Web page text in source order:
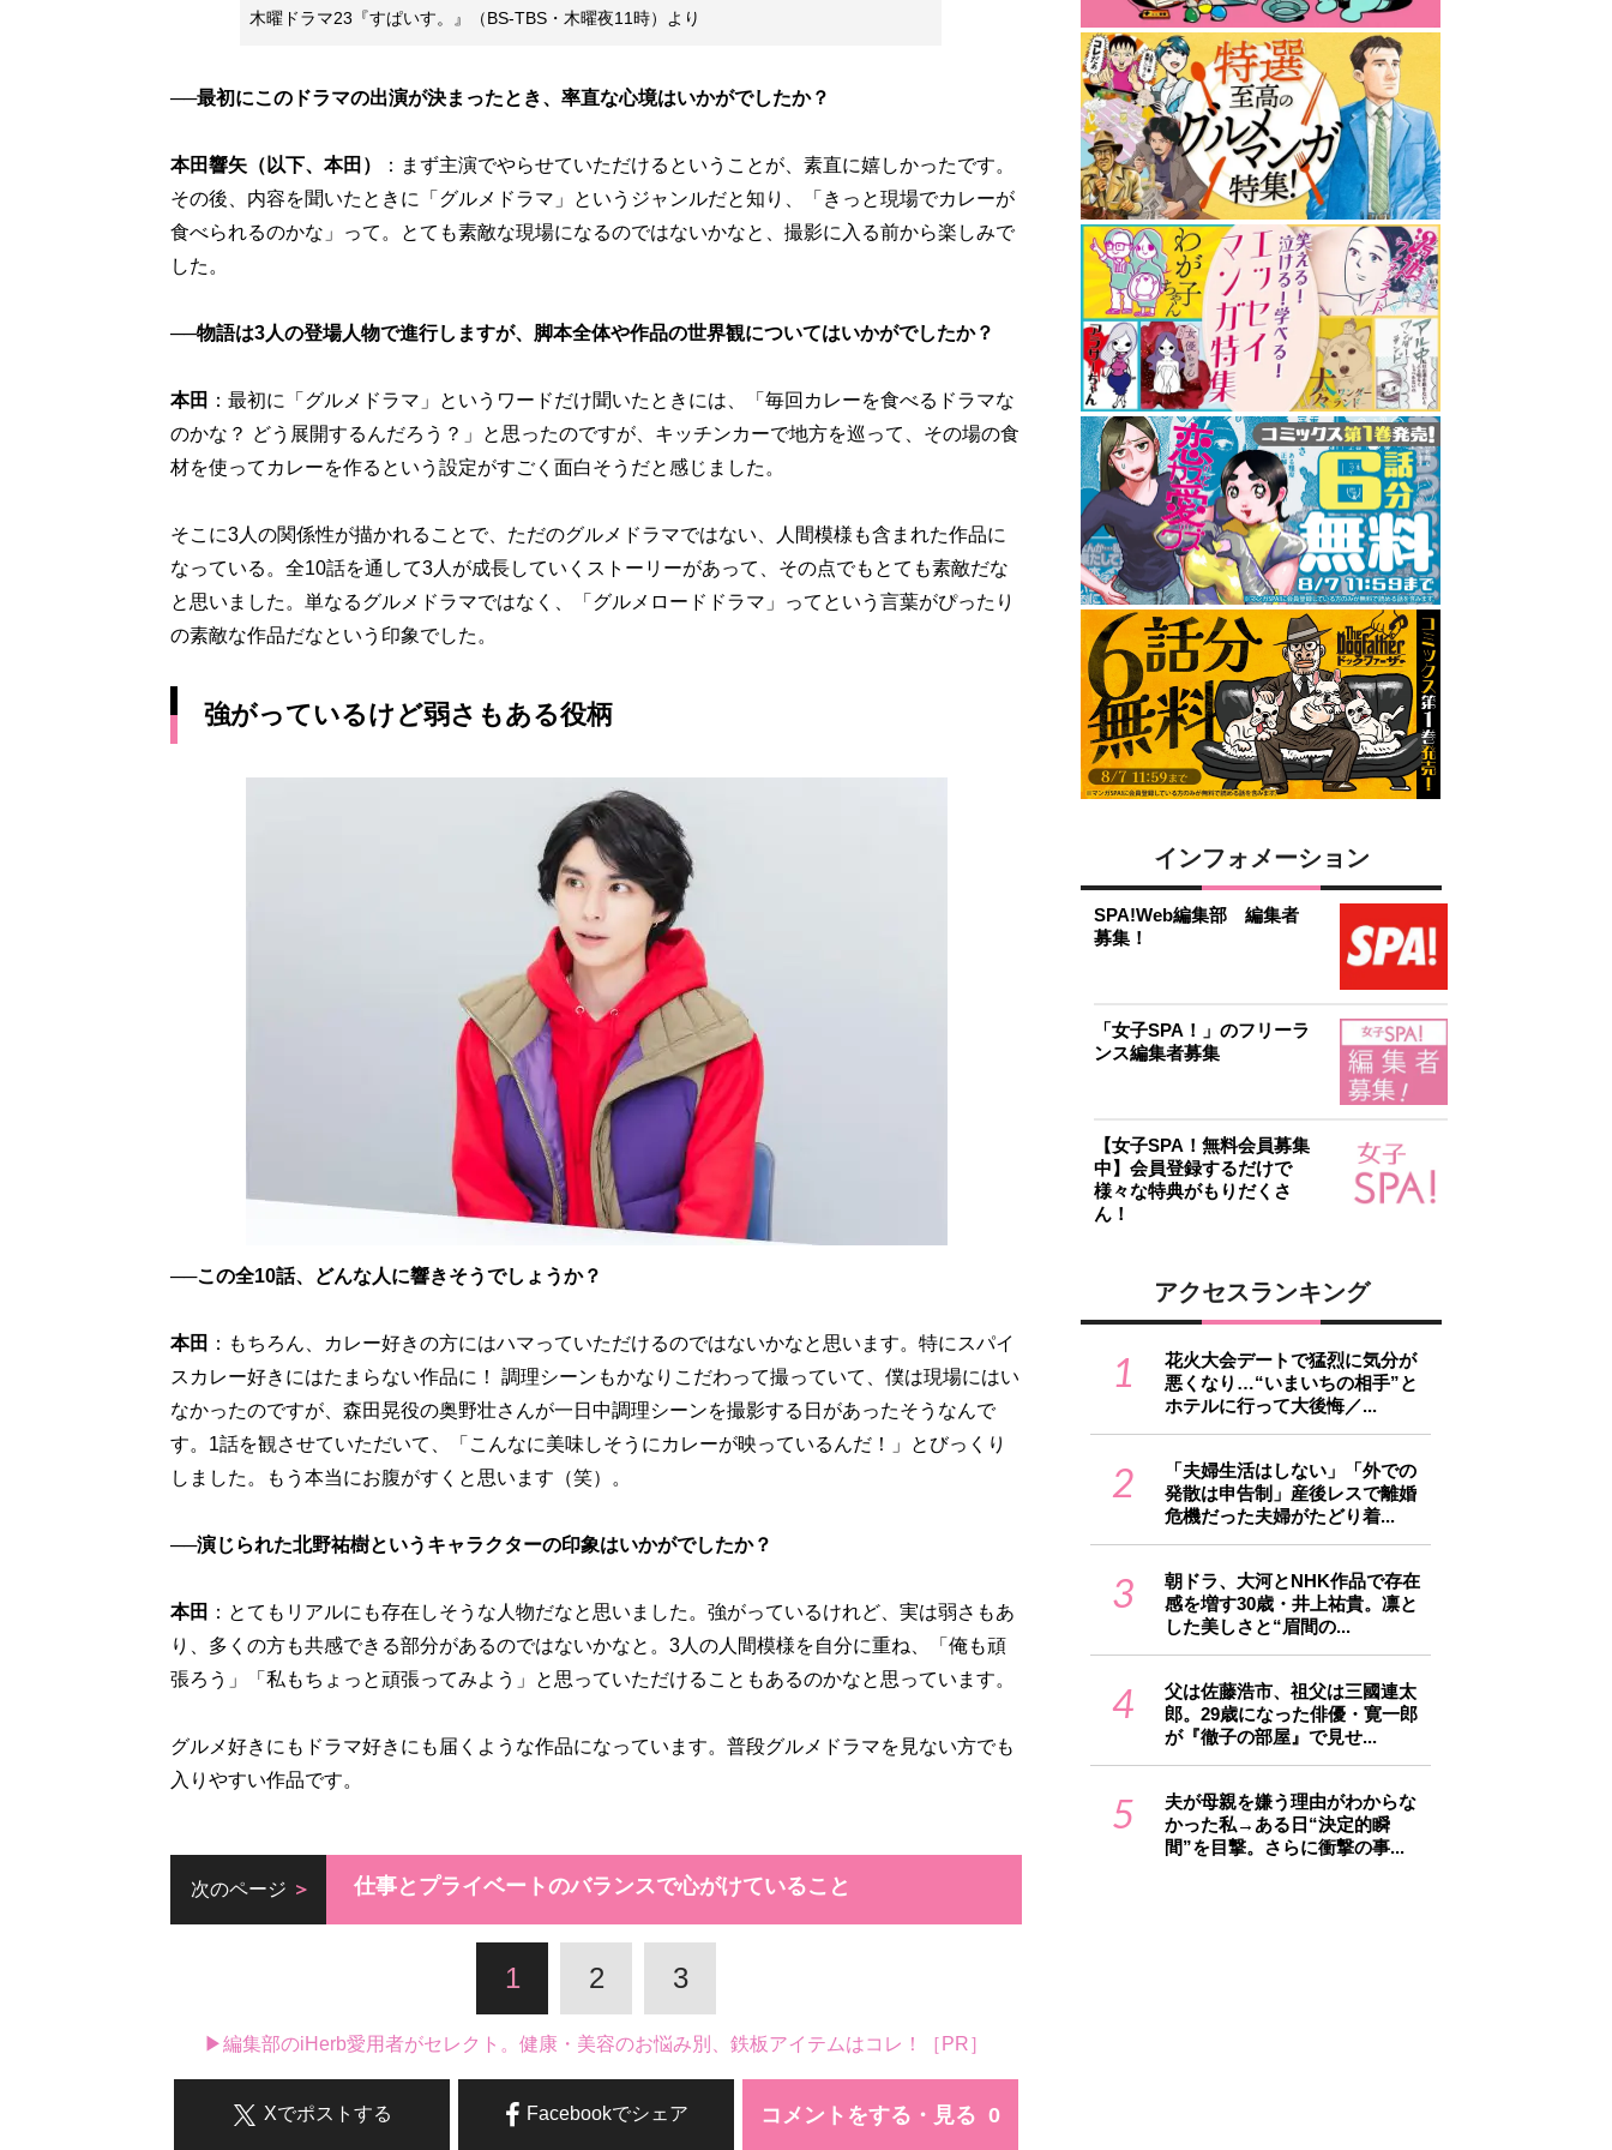
木曜ドラマ23『すぱいす。』（BS-TBS・木曜夜11時）より
──最初にこのドラマの出演が決まったとき、率直な心境はいかがでしたか？
本田響矢（以下、本田）
：まず主演でやらせていただけるということが、素直に嬉しかったです。
その後、内容を聞いたときに「グルメドラマ」というジャンルだと知り、「きっと現場でカレーが
食べられるのかな」って。とても素敵な現場になるのではないかなと、撮影に入る前から楽しみで
した。
──物語は3人の登場人物で進行しますが、脚本全体や作品の世界観についてはいかがでしたか？
本田 ：最初に「グルメドラマ」というワードだけ聞いたときには、「毎回カレーを食べるドラマな
のかな？ どう展開するんだろう？」と思ったのですが、キッチンカーで地方を巡って、その場の食
材を使ってカレーを作るという設定がすごく面白そうだと感じました。
そこに3人の関係性が描かれることで、ただのグルメドラマではない、人間模様も含まれた作品に
なっている。全10話を通して3人が成長していくストーリーがあって、その点でもとても素敵だな
と思いました。単なるグルメドラマではなく、「グルメロードドラマ」ってという言葉がぴったり
の素敵な作品だなという印象でした。
強がっているけど弱さもある役柄
──この全10話、どんな人に響きそうでしょうか？
本田 ：もちろん、カレー好きの方にはハマっていただけるのではないかなと思います。特にスパイ
スカレー好きにはたまらない作品に！ 調理シーンもかなりこだわって撮っていて、僕は現場にはい
なかったのですが、森田晃役の奥野壮さんが一日中調理シーンを撮影する日があったそうなんで
す。1話を観させていただいて、「こんなに美味しそうにカレーが映っているんだ！」とびっくり
しました。もう本当にお腹がすくと思います（笑）。
──演じられた北野祐樹というキャラクターの印象はいかがでしたか？
本田 ：とてもリアルにも存在しそうな人物だなと思いました。強がっているけれど、実は弱さもあ
り、多くの方も共感できる部分があるのではないかなと。3人の人間模様を自分に重ね、「俺も頑
張ろう」「私もちょっと頑張ってみよう」と思っていただけることもあるのかなと思っています。
グルメ好きにもドラマ好きにも届くような作品になっています。普段グルメドラマを見ない方でも
入りやすい作品です。
次のページ 仕事とプライベートのバランスで心がけていること
1 2 3
▶編集部のiHerb愛用者がセレクト。健康・美容のお悩み別、鉄板アイテムはコレ！［PR］
コメントをする・見る
Facebookでシェア
Xでポストする
インフォメーション
SPA!Web編集部 編集者
募集！
「女子SPA！」のフリーラ
ンス編集者募集
【女子SPA！無料会員募集
中】会員登録するだけで
様々な特典がもりだくさ
ん！
アクセスランキング
1
花火大会デートで猛烈に気分が
悪くなり…“いまいちの相手”と
ホテルに行って大後悔／...
2
「夫婦生活はしない」「外での
発散は申告制」産後レスで離婚
危機だった夫婦がたどり着...
3
朝ドラ、大河とNHK作品で存在
感を増す30歳・井上祐貴。凛と
した美しさと“眉間の...
4
父は佐藤浩市、祖父は三國連太
郎。29歳になった俳優・寛一郎
が『徹子の部屋』で見せ...
5
夫が母親を嫌う理由がわからな
かった私→ある日“決定的瞬
間”を目撃。さらに衝撃の事...